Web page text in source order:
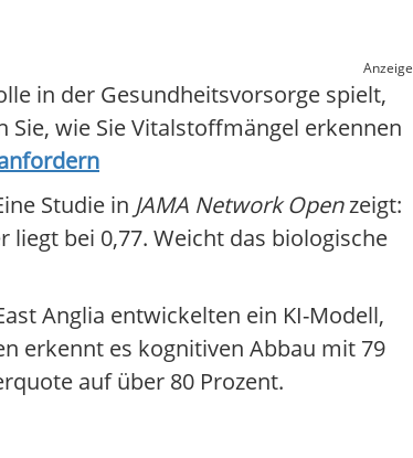
Anzeige
in der Gesundheitsvorsorge spielt,
Sie, wie Sie Vitalstoffmängel erkennen
Studie in JAMA Network Openzeigt:
bei 0,77. Weicht das biologische
Anglia entwickelten ein KI-Modell,
erkennt es kognitiven Abbau mit 79
auf über 80 Prozent.